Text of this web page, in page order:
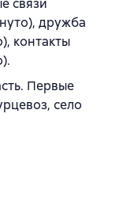
связи
дружба
контакты
Первые
село